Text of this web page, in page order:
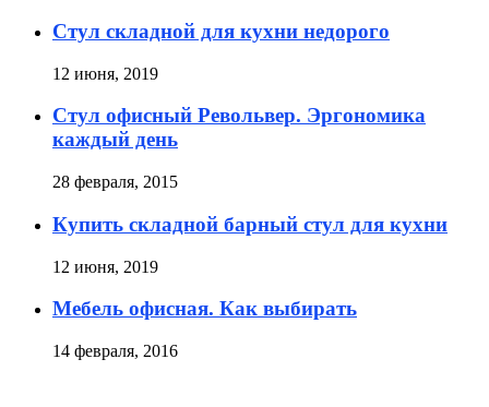
Стул складной для кухни недорого
12 июня, 2019
Стул офисный Револьвер. Эргономика
каждый день
28 февраля, 2015
Купить складной барный стул для кухни
12 июня, 2019
Мебель офисная. Как выбирать
14 февраля, 2016